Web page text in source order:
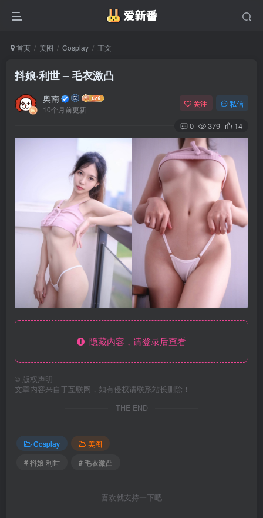
首页 美图 Cosplay 正文
抖娘·利世 – 毛衣激凸
奥南
10个月前更新
关注 私信
0 379 14
隐藏内容，请登录后查看
© 版权声明
文章内容来自于互联网，如有侵权请联系站长删除！
THE END
Cosplay
美图
# 抖娘·利世
# 毛衣激凸
喜欢就支持一下吧